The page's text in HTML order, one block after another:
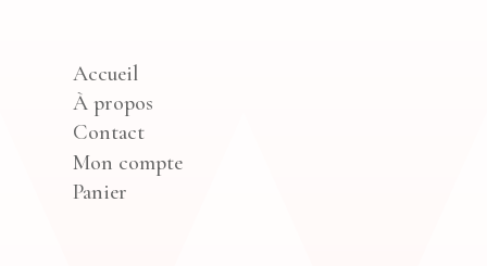
Accueil
À propos
Contact
Mon compte
Panier